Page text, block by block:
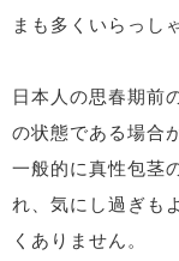
まも多くいらっし
日本人の思春期前
の状態である場合
一般的に真性包茎
れ、気にし過ぎも
くありません。